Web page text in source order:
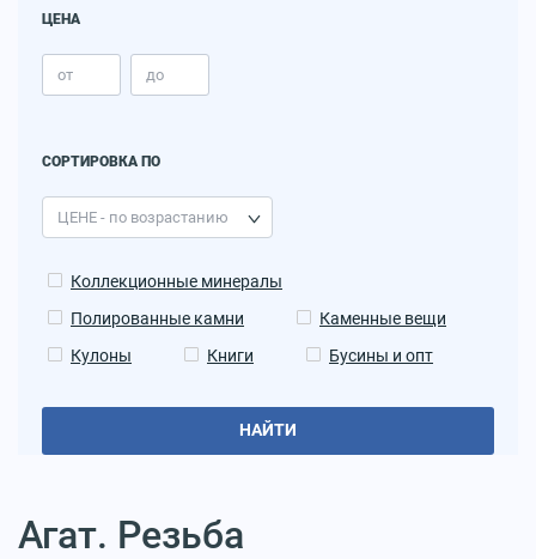
ЦЕНА
СОРТИРОВКА ПО
Коллекционные минералы
Полированные камни
Каменные вещи
Кулоны
Книги Бусины и опт
НАЙТИ
Агат. Резьба